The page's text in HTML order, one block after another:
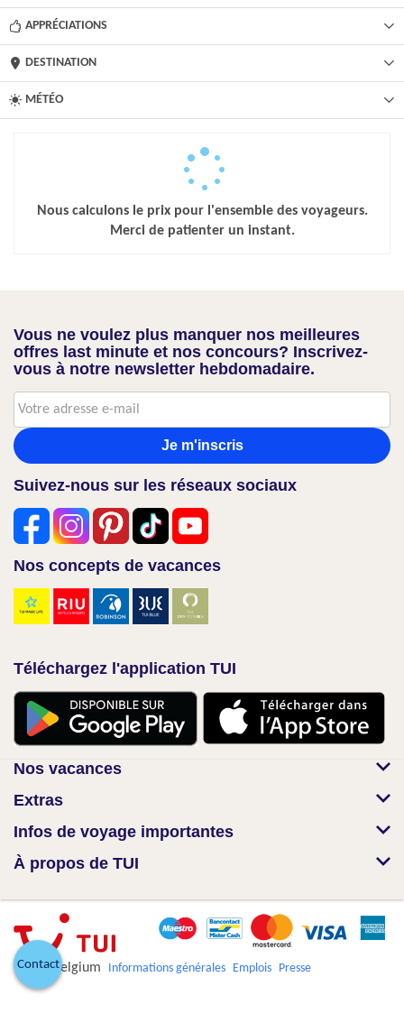
APPRÉCIATIONS
DESTINATION
MÉTÉO
Nous calculons le prix pour l'ensemble des voyageurs.
Merci de patienter un instant.
Vous ne voulez plus manquer nos meilleures
offres last minute et nos concours? Inscrivez-
vous à notre newsletter hebdomadaire.
Je m'inscris
Suivez-nous sur les réseaux sociaux
Nos concepts de vacances
Téléchargez l'application TUI
Nos vacances
Extras
Infos de voyage importantes
À propos de TUI
© TUI Belgium Informations générales Emplois Presse
Contact